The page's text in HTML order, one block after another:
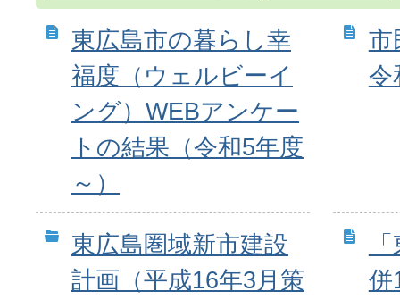
東広島市の暮らし幸
福度（ウェルビーイ
ング）WEBアンケー
トの結果（令和5年度
～）
市
令
東広島圏域新市建設
計画（平成16年3月策
併